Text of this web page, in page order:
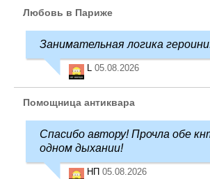
Любовь в Париже
Занимательная логика
L 05.08.2026
Помощница антиквара
Спасибо автору! Прочла обе
одном дыхании!
НП 05.08.2026